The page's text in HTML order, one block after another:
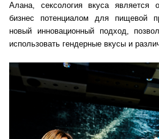
Алана, сексология вкуса является
бизнес потенциалом для пищевой
новый инновационный подход,
использовать гендерные вкусы и